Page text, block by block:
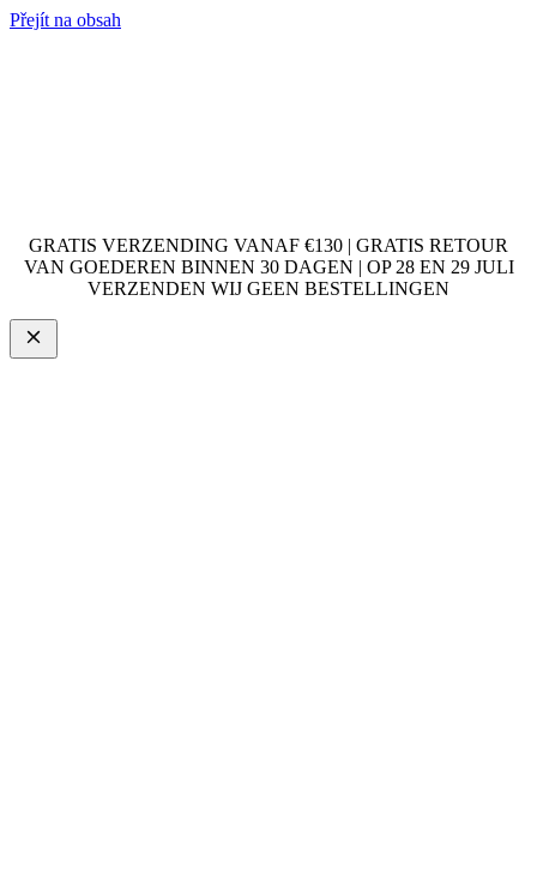
Přejít na obsah
GRATIS VERZENDING VANAF €130 | GRATIS RETOUR
VAN GOEDEREN BINNEN 30 DAGEN | OP 28 EN 29 JULI
VERZENDEN WIJ GEEN BESTELLINGEN